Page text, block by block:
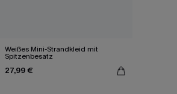
Weißes Mini-Strandkleid mit
Spitzenbesatz
27,99 €